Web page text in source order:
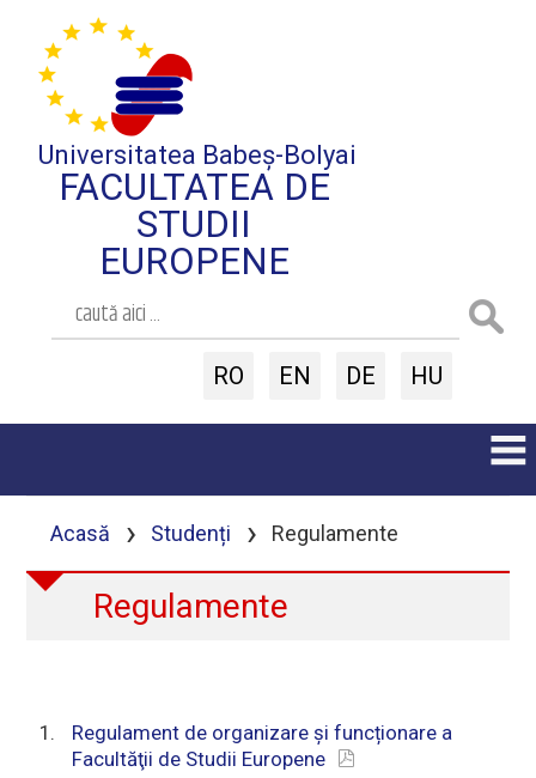
Universitatea Babeș-Bolyai
FACULTATEA DE
STUDII
EUROPENE
RO EN DE HU
Acasă › Studenți › Regulamente
Regulamente
Regulament de organizare și funcționare a
Facultăţii de Studii Europene